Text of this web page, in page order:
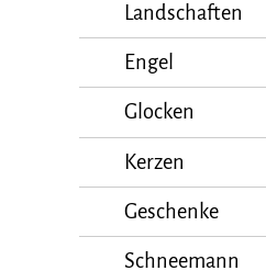
Landschaften
Engel
Glocken
Kerzen
Geschenke
Schneemann